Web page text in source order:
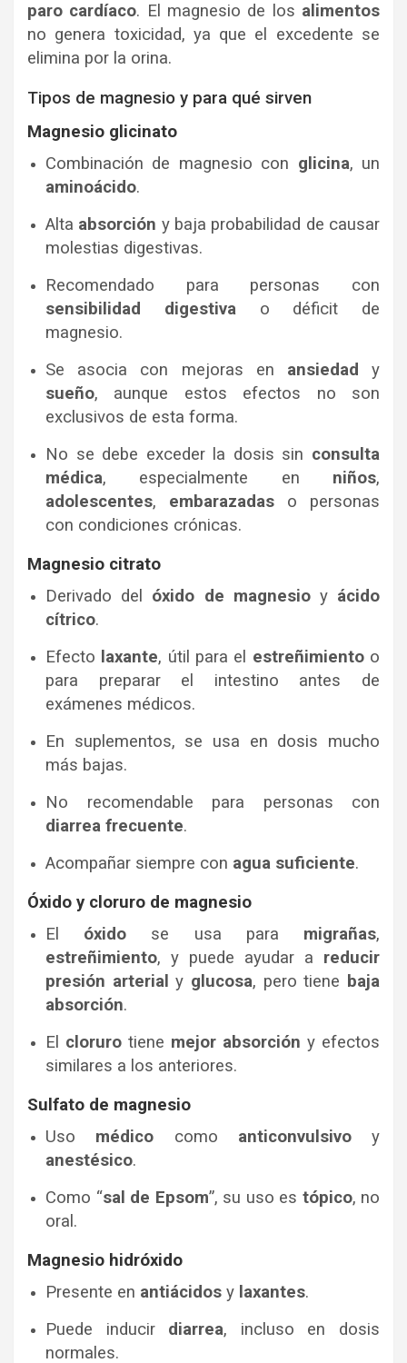
paro cardíaco. El magnesio de los alimentos
no genera toxicidad, ya que el excedente se
elimina por la orina.
Tipos de magnesio y para qué sirven
Magnesio glicinato
Combinación de magnesio con glicina, un
aminoácido.
Alta absorción y baja probabilidad de causar
molestias digestivas.
Recomendado para personas con
sensibilidad digestivao déficit de
magnesio.
Se asocia con mejoras en ansiedad
y
sueño, aunque estos efectos no son
exclusivos de esta forma.
No se debe exceder la dosis sin consulta
médica, especialmente en niños,
adolescentes, embarazadas o personas
con condiciones crónicas.
Magnesio citrato
Derivado del óxido de magnesioy ácido
cítrico.
Efecto laxante, útil para el estreñimientoo
para preparar el intestino antes de
exámenes médicos.
En suplementos, se usa en dosis mucho
más bajas.
No recomendable para personas con
diarrea frecuente.
Acompañar siempre con agua suficiente.
Óxido y cloruro de magnesio
El óxido se usa para migrañas,
estreñimiento, y puede ayudar a reducir
presión arterial y glucosa, pero tiene baja
absorción.
El cloruro tiene mejor absorción y efectos
similares a los anteriores.
Sulfato de magnesio
Uso médico como anticonvulsivoy
anestésico.
Como “sal de Epsom”, su uso es tópico, no
oral.
Magnesio hidróxido
Presente en antiácidos y laxantes.
Puede inducir diarrea, incluso en dosis
normales.